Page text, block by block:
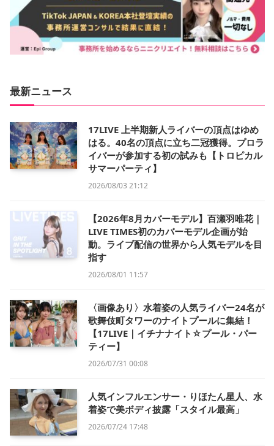
最新ニュース
17LIVE 上半期新人ライバーの頂点はゆめ
はる。40名の頂点に立ち二冠獲得。プロラ
イバーが参加する初の試みも【トロピカル
サマーパーティ】
2026/08/03 21:12
【2026年8月カバーモデル】百瀬羽唯花｜
LIVE TIMES初のカバーモデル企画が始
動。ライブ配信の世界から人気モデルを目
指す
2026/08/01 11:57
〈画像あり〉水着姿の人気ライバー24名が
歌舞伎町タワーのナイトプールに集結！
【17LIVE｜イチナナイト☆プール・パー
ティー】
2026/07/31 00:08
人気インフルエンサー・りほたん星人、水
着姿で美ボディ披露「スタイル最高」
2026/07/24 17:48